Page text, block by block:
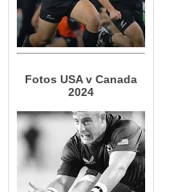
Fotos USA v Canada
2024